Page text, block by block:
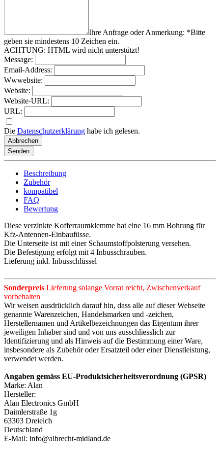
Ihre Anfrage oder Anmerkung: *Bitte
geben sie mindestens 10 Zeichen ein.
ACHTUNG: HTML wird nicht unterstützt!
Message:
Email-Address:
Wwwebsite:
Website:
Website-URL:
URL:
Die Datenschutzerklärung habe ich gelesen.
Abbrechen
Senden
Beschreibung
Zubehör
kompatibel
FAQ
Bewertung
Diese verzinkte Kofferraumklemme hat eine 16 mm Bohrung für
Kfz-Antennen-Einbaufüsse.
Die Unterseite ist mit einer Schaumstoffpolsterung versehen.
Die Befestigung erfolgt mit 4 Inbusschrauben.
Lieferung inkl. Inbusschlüssel
Sonderpreis Lieferung solange Vorrat reicht, Zwischenverkauf
vorbehalten
Wir weisen ausdrücklich darauf hin, dass alle auf dieser Webseite
genannte Warenzeichen, Handelsmarken und -zeichen,
Herstellernamen und Artikelbezeichnungen das Eigentum ihrer
jeweiligen Inhaber sind und von uns ausschliesslich zur
Identifizierung und als Hinweis auf die Bestimmung einer Ware,
insbesondere als Zubehör oder Ersatzteil oder einer Dienstleistung,
verwendet werden.
Angaben gemäss EU-Produktsicherheitsverordnung (GPSR)
Marke: Alan
Hersteller:
Alan Electronics GmbH
Daimlerstraße 1g
63303 Dreieich
Deutschland
E-Mail: info@albrecht-midland.de